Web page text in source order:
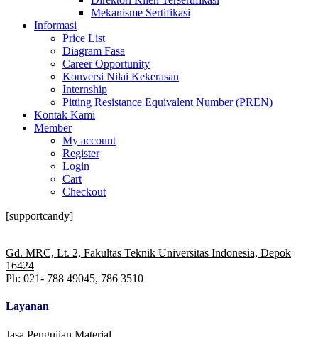
Mekanisme Sertifikasi
Informasi
Price List
Diagram Fasa
Career Opportunity
Konversi Nilai Kekerasan
Internship
Pitting Resistance Equivalent Number (PREN)
Kontak Kami
Member
My account
Register
Login
Cart
Checkout
[supportcandy]
Gd. MRC, Lt. 2, Fakultas Teknik Universitas Indonesia, Depok
16424
Ph: 021- 788 49045, 786 3510
Layanan
Jasa Pengujian Material